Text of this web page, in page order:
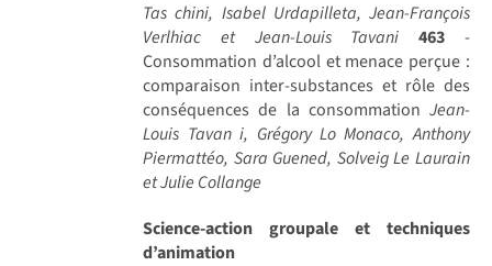
Tas chini, Isabel Urdapilleta, Jean-François
Verlhiac et Jean-Louis Tavani
463 -
Consommation d’alcool et menace perçue :
comparaison inter-substances et rôle des
conséquences de la consommation Jean-
Louis Tavan i, Grégory Lo Monaco, Anthony
Piermattéo, Sara Guened, Solveig Le Laurain
et Julie Collange
Science-action groupale et techniques
d’animation